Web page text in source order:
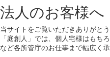
法人のお客様へ
当サイトをご覧いただきありがとう
「庭創人」では、個人宅様はもち
など各所管庁のお仕事まで幅広く承